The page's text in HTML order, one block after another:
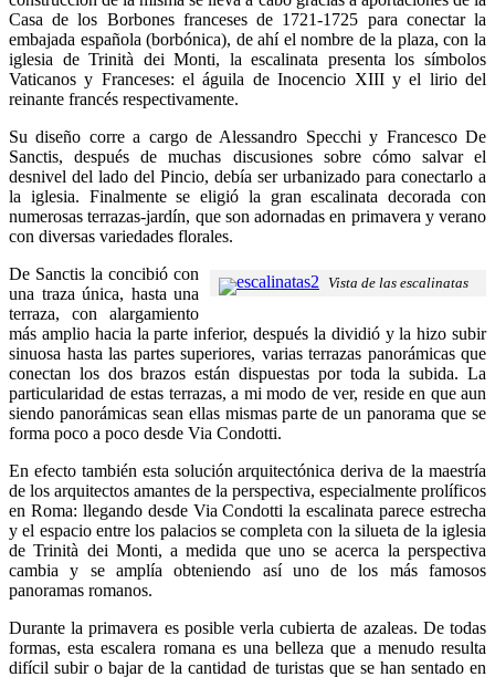
Casa de los Borbones franceses de 1721-1725 para conectar la
embajada española (borbónica), de ahí el nombre de la plaza, con la
iglesia de Trinità dei Monti, la escalinata presenta los símbolos
Vaticanos y Franceses: el águila de Inocencio XIII y el lirio del
reinante francés respectivamente.
Su diseño corre a cargo de Alessandro Specchi y Francesco De
Sanctis, después de muchas discusiones sobre cómo salvar el
desnivel del lado del Pincio, debía ser urbanizado para conectarlo a
la iglesia. Finalmente se eligió la gran escalinata decorada con
numerosas terrazas-jardín, que son adornadas en primavera y verano
con diversas variedades florales.
Vista de las escalinatas
De Sanctis la concibió con
una traza única, hasta una
terraza, con alargamiento
más amplio hacia la parte inferior, después la dividió y la hizo subir
sinuosa hasta las partes superiores, varias terrazas panorámicas que
conectan los dos brazos están dispuestas por toda la subida. La
particularidad de estas terrazas, a mi modo de ver, reside en que aun
siendo panorámicas sean ellas mismas parte de un panorama que se
forma poco a poco desde Via Condotti.
En efecto también esta solución arquitectónica deriva de la maestría
de los arquitectos amantes de la perspectiva, especialmente prolíficos
en Roma: llegando desde Via Condotti la escalinata parece estrecha
y el espacio entre los palacios se completa con la silueta de la iglesia
de Trinità dei Monti, a medida que uno se acerca la perspectiva
cambia y se amplía obteniendo así uno de los más famosos
panoramas romanos.
Durante la primavera es posible verla cubierta de azaleas. De todas
formas, esta escalera romana es una belleza que a menudo resulta
difícil subir o bajar de la cantidad de turistas que se han sentado en